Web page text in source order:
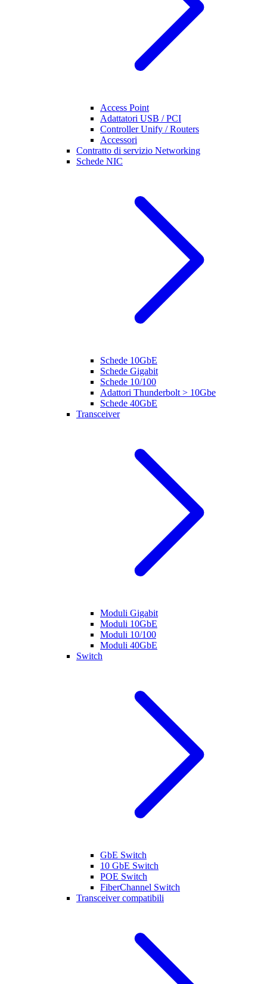
Access Point
Adattatori USB / PCI
Controller Unify / Routers
Accessori
Contratto di servizio Networking
Schede NIC
Schede 10GbE
Schede Gigabit
Schede 10/100
Adattori Thunderbolt > 10Gbe
Schede 40GbE
Transceiver
Moduli Gigabit
Moduli 10GbE
Moduli 10/100
Moduli 40GbE
Switch
GbE Switch
10 GbE Switch
POE Switch
FiberChannel Switch
Transceiver compatibili